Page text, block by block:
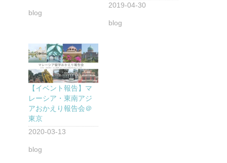
blog
2019-04-30
blog
【イベント報告】マ
レーシア・東南アジ
アおかえり報告会＠
東京
2020-03-13
blog